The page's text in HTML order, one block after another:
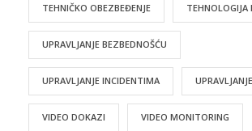
TEHNIČKO OBEZBEĐENJE TEHNOLOGIJA
UPRAVLJANJE BEZBEDNOŠĆU
UPRAVLJANJE INCIDENTIMA
VIDEO DOKAZI VIDEO MONITORING